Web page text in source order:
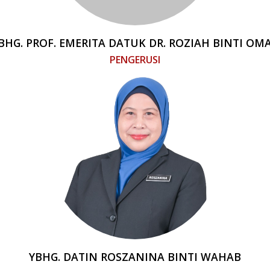
PROF. EMERITA DATUK DR. ROZIAH BINTI
PENGERUSI
YBHG. DATIN ROSZANINA BINTI WAHAB